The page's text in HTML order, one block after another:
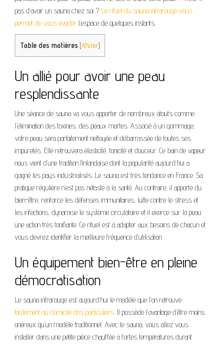
pas d’avoir un sauna chez soi ? Le rituel du sauna infrarouge vous
permet de vous évader l’espace de quelques instants.
Table des matières [Afficher]
Un allié pour avoir une peau
resplendissante
Une séance de sauna va vous apporter de nombreux atouts comme
l’élimination des toxines, des peaux mortes. Associé à un gommage,
votre peau sera parfaitement nettoyée et débarrassée de toutes ses
impuretés. Elle retrouvera élasticité, tonicité et douceur. Ce bain de vapeur
nous vient d’une tradition finlandaise dont la popularité aujourd’hui a
gagné les pays industrialisés. Le sauna est très tendance en France. Sa
pratique régulière n’est pas néfaste à la santé. Au contraire, il apporte du
bien-être, renforce les défenses immunitaires, lutte contre le stress et
les infections, dynamise le système circulatoire et il exerce sur la peau
une action très tonifiante. Ce rituel est à adapter aux besoins de chacun et
vous devrez identifier la meilleure fréquence d’utilisation.
Un équipement bien-être en pleine
démocratisation
Le sauna infrarouge est aujourd’hui le modèle que l’on retrouve
facilement au domicile des particuliers. Il possède l’avantage d’être moins
onéreux qu’un modèle traditionnel. Avec le sauna, vous allez vous
installer dans une petite pièce chauffée à fortes températures durant